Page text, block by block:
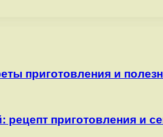
приготовления и
рецепт приготовления и